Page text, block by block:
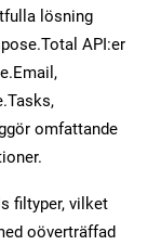
lösning
API:er
omfattande
filtyper, vilket
oöverträffad